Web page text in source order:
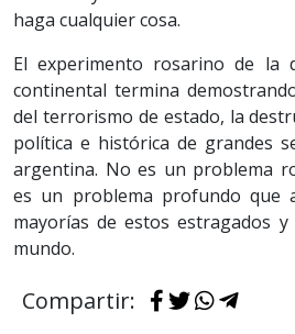
haga cualquier cosa.
El experimento rosarino de la
continental termina
del terrorismo de estado, la
política e histórica de grandes
argentina. No es un problema
es un problema profundo que
mayorías de estos estragados
mundo.
Compartir: